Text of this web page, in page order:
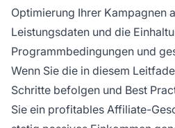
Optimierung Ihrer Kampagnen
Leistungsdaten und die
Programmbedingungen und
Wenn Sie die in diesem
Schritte befolgen und Best
Sie ein profitables Affiliate-